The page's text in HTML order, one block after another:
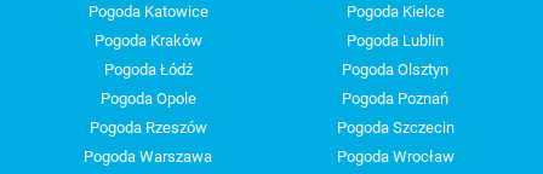
Pogoda Katowice
Pogoda Kielce
Pogoda Kraków
Pogoda Lublin
Pogoda Łódź
Pogoda Olsztyn
Pogoda Opole
Pogoda Poznań
Pogoda Rzeszów
Pogoda Szczecin
Pogoda Warszawa
Pogoda Wrocław